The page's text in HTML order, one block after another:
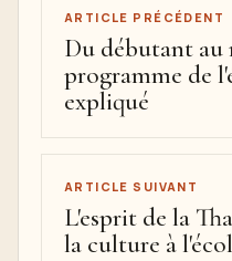
ARTICLE PRÉCÉDENT
Du débutant au
programme de
expliqué
ARTICLE SUIVANT
L'esprit de la
la culture à